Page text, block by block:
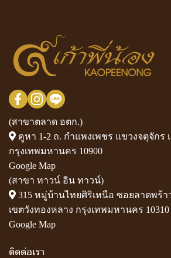
(สาขาตลาด อตก.)
คูหา 1-2 ถ. กำแพงเพชร แขวงจตุจักร
กรุงเทพมหานคร 10900
Google Map
(สาขา ทาวน์ อิน ทาวน์)
315 หมู่บ้านไทยศิริเหนือ ซอยลาดพร้า
เขตวังทองหลาง กรุงเทพมหานคร 10310
Google Map
ติดต่อเรา